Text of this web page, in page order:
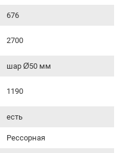
676
2700
шар Ø50 мм
1190
есть
Рессорная